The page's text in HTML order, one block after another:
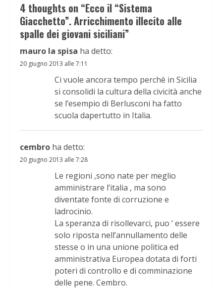
4 thoughts on “Ecco il “Sistema
Giacchetto”. Arricchimento illecito alle
spalle dei giovani siciliani”
mauro la spisa ha detto:
20 giugno 2013 alle 7:11
Ci vuole ancora tempo perchè in Sicilia
si consolidi la cultura della civicità anche
se l’esempio di Berlusconi ha fatto
scuola dapertutto in Italia.
cembro ha detto:
20 giugno 2013 alle 7:28
Le regioni ,sono nate per meglio
amministrare l’italia , ma sono
diventate fonte di corruzione e
ladrocinio.
La speranza di risollevarci, puo ‘ essere
solo riposta nell’annullamento delle
stesse o in una unione politica ed
amministrativa Europea dotata di forti
poteri di controllo e di comminazione
delle pene. Cembro.